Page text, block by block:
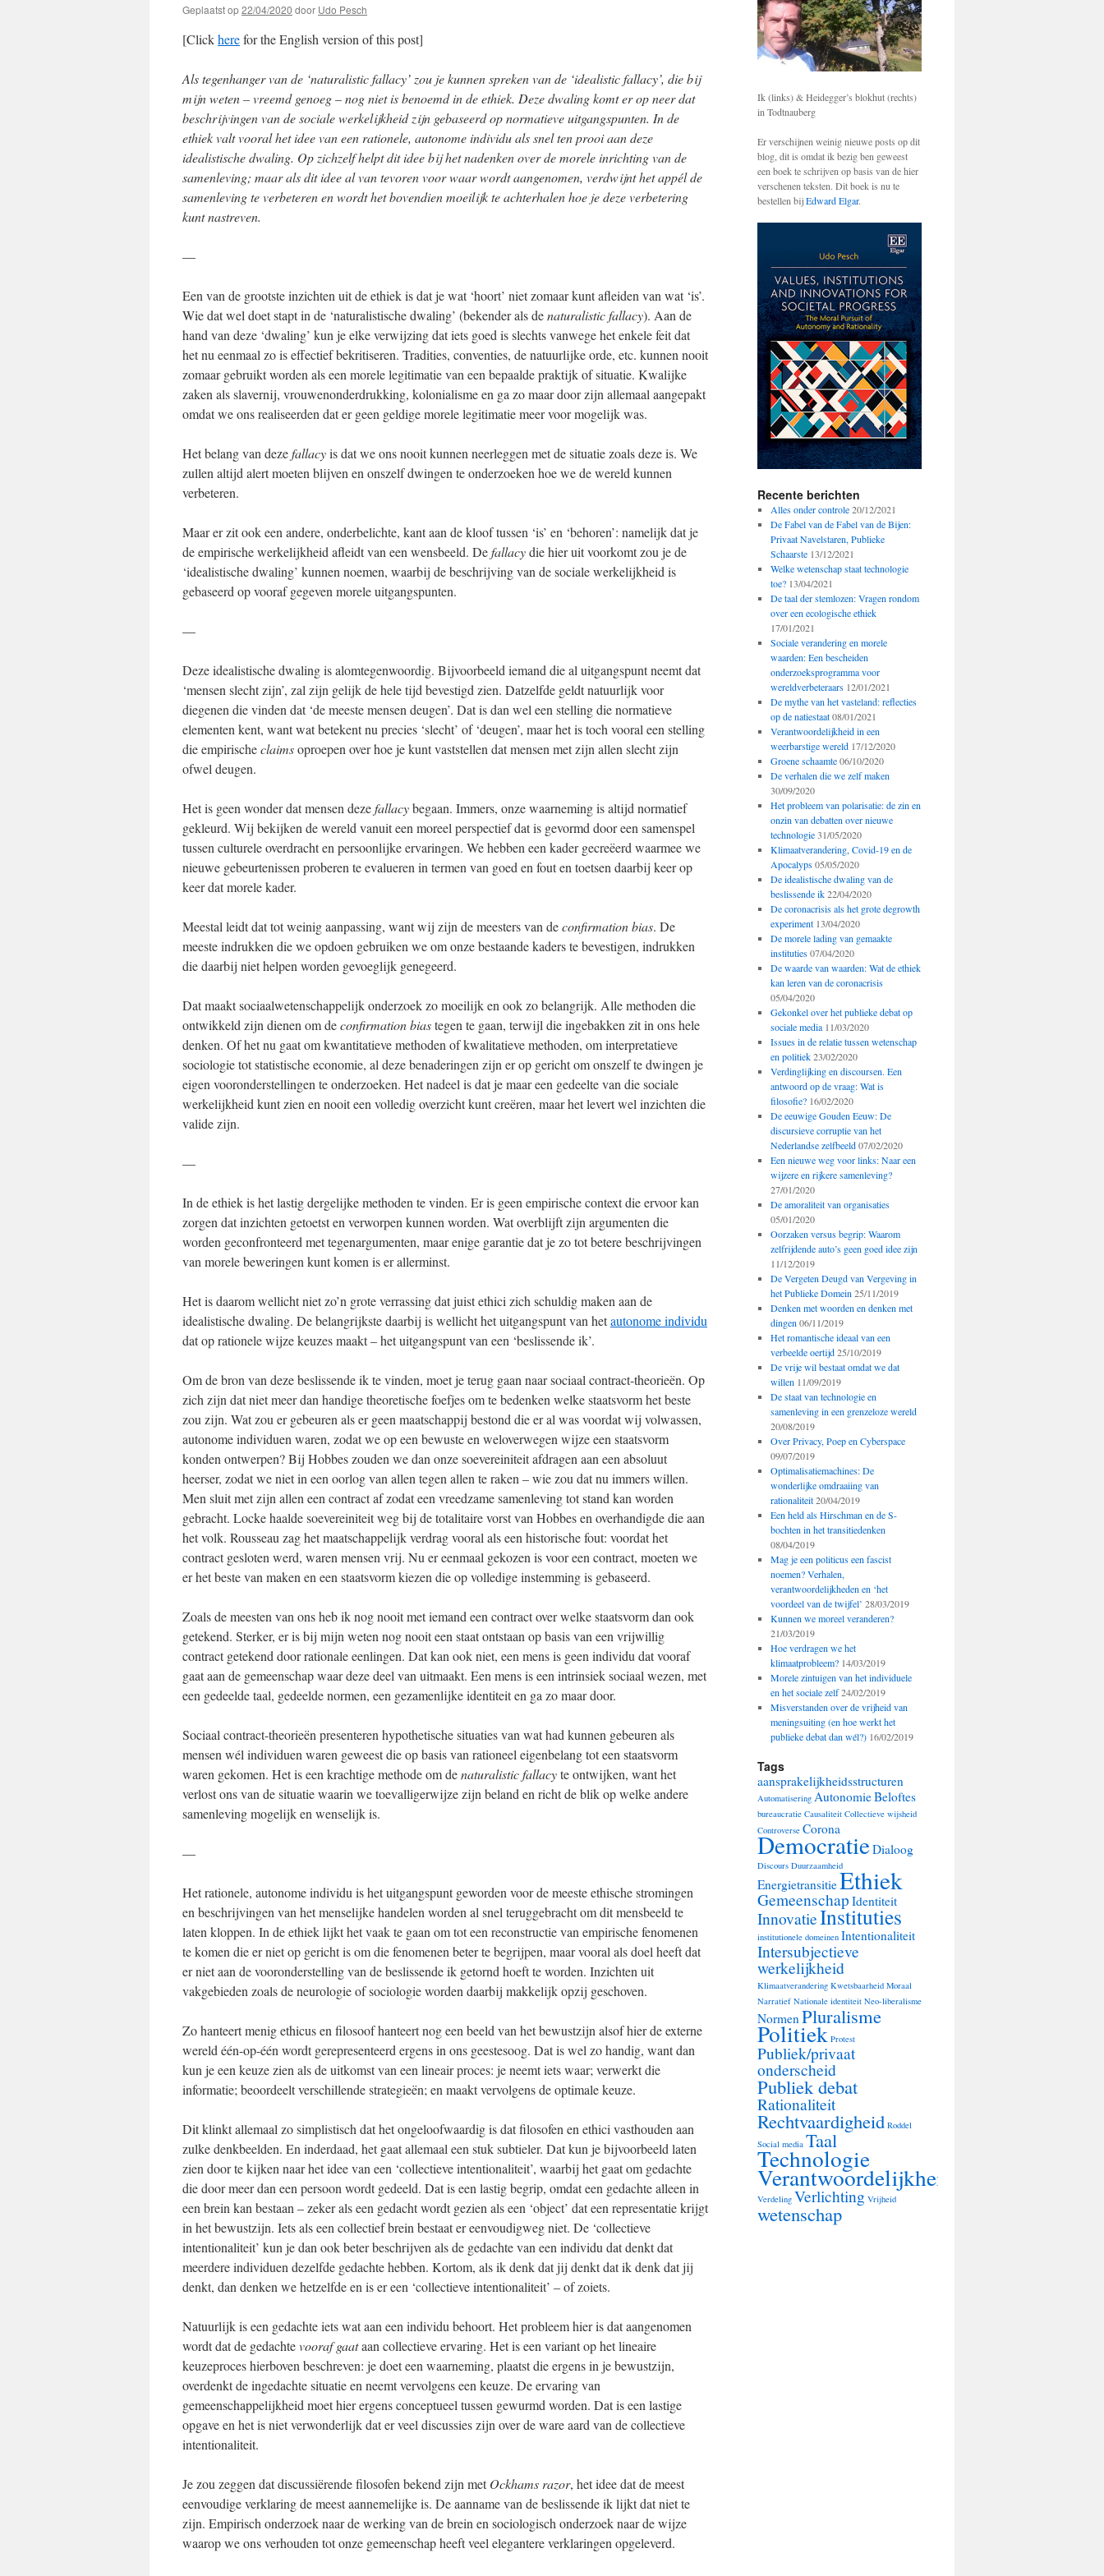
Geplaatst op22/04/2020 door Udo Pesch
[Clickherefor the English version of this post]
Als tegenhanger van de ‘naturalistic fallacy’ zou je kunnen spreken van de ‘idealistic fallacy’, die bij
mijn weten – vreemd genoeg – nog niet is benoemd in de ethiek. Deze dwaling komt er op neer dat
beschrijvingen van de sociale werkelijkheid zijn gebaseerd op normatieve uitgangspunten. In de
ethiek valt vooral het idee van een rationele, autonome individu als snel ten prooi aan deze
idealistische dwaling. Op zichzelf helpt dit idee bij het nadenken over de morele inrichting van de
samenleving; maar als dit idee al van tevoren voor waar wordt aangenomen, verdwijnt het appél de
samenleving te verbeteren en wordt het bovendien moeilijk te achterhalen hoe je deze verbetering
kunt nastreven.
—
Een van de grootste inzichten uit de ethiek is dat je wat ‘hoort’ niet zomaar kunt afleiden van wat ‘is’.
Wie dat wel doet stapt in de ‘naturalistische dwaling’ (bekender als denaturalistic fallacy). Aan de
hand van deze ‘dwaling’ kun je elke verwijzing dat iets goed is slechts vanwege het enkele feit dat
het nu eenmaal zo is effectief bekritiseren. Tradities, conventies, de natuurlijke orde, etc. kunnen nooit
zomaar gebruikt worden als een morele legitimatie van een bepaalde praktijk of situatie. Kwalijke
zaken als slavernij, vrouwenonderdrukking, kolonialisme en ga zo maar door zijn allemaal aangepakt
omdat we ons realiseerden dat er geen geldige morele legitimatie meer voor mogelijk was.
Het belang van dezefallacyis dat we ons nooit kunnen neerleggen met de situatie zoals deze is. We
zullen altijd alert moeten blijven en onszelf dwingen te onderzoeken hoe we de wereld kunnen
verbeteren.
Maar er zit ook een andere, onderbelichte, kant aan de kloof tussen ‘is’ en ‘behoren’: namelijk dat je
de empirische werkelijkheid afleidt van een wensbeeld. Defallacydie hier uit voorkomt zou je de
‘idealistische dwaling’ kunnen noemen, waarbij de beschrijving van de sociale werkelijkheid is
gebaseerd op vooraf gegeven morele uitgangspunten.
—
Deze idealistische dwaling is alomtegenwoordig. Bijvoorbeeld iemand die al uitgangspunt neemt dat
‘mensen slecht zijn’, zal zijn gelijk de hele tijd bevestigd zien. Datzelfde geldt natuurlijk voor
diegenen die vinden dat ‘de meeste mensen deugen’. Dat is dan wel een stelling die normatieve
elementen kent, want wat betekent nu precies ‘slecht’ of ‘deugen’, maar het is toch vooral een stelling
die empirischeclaimsoproepen over hoe je kunt vaststellen dat mensen met zijn allen slecht zijn
ofwel deugen.
Het is geen wonder dat mensen dezefallacybegaan. Immers, onze waarneming is altijd normatief
gekleurd. Wij bekijken de wereld vanuit een moreel perspectief dat is gevormd door een samenspel
tussen culturele overdracht en persoonlijke ervaringen. We hebben een kader gecreëerd waarmee we
nieuwe gebeurtenissen proberen te evalueren in termen van goed en fout en toetsen daarbij keer op
keer dat morele kader.
Meestal leidt dat tot weinig aanpassing, want wij zijn de meesters van deconfirmation bias. De
meeste indrukken die we opdoen gebruiken we om onze bestaande kaders te bevestigen, indrukken
die daarbij niet helpen worden gevoeglijk genegeerd.
Dat maakt sociaalwetenschappelijk onderzoek zo moeilijk en ook zo belangrijk. Alle methoden die
ontwikkeld zijn dienen om deconfirmation biastegen te gaan, terwijl die ingebakken zit in ons hele
denken. Of het nu gaat om kwantitatieve methoden of kwalitatieve methoden, om interpretatieve
sociologie tot statistische economie, al deze benaderingen zijn er op gericht om onszelf te dwingen je
eigen vooronderstellingen te onderzoeken. Het nadeel is dat je maar een gedeelte van die sociale
werkelijkheid kunt zien en nooit een volledig overzicht kunt creëren, maar het levert wel inzichten die
valide zijn.
—
In de ethiek is het lastig dergelijke methoden te vinden. Er is geen empirische context die ervoor kan
zorgen dat inzichten getoetst en verworpen kunnen worden. Wat overblijft zijn argumenten die
worden geconfronteerd met tegenargumenten, maar enige garantie dat je zo tot betere beschrijvingen
van morele beweringen kunt komen is er allerminst.
Het is daarom wellicht niet zo’n grote verrassing dat juist ethici zich schuldig maken aan de
idealistische dwaling. De belangrijkste daarbij is wellicht het uitgangspunt van hetautonome individu
dat op rationele wijze keuzes maakt – het uitgangspunt van een ‘beslissende ik’.
Om de bron van deze beslissende ik te vinden, moet je terug gaan naar sociaal contract-theorieën. Op
zich zijn dat niet meer dan handige theoretische foefjes om te bedenken welke staatsvorm het beste
zou zijn. Wat zou er gebeuren als er geen maatschappij bestond die er al was voordat wij volwassen,
autonome individuen waren, zodat we op een bewuste en weloverwegen wijze een staatsvorm
konden ontwerpen? Bij Hobbes zouden we dan onze soevereiniteit afdragen aan een absoluut
heerser, zodat we niet in een oorlog van allen tegen allen te raken – wie zou dat nu immers willen.
Men sluit met zijn allen een contract af zodat een vreedzame samenleving tot stand kan worden
gebracht. Locke haalde soevereiniteit weg bij de totalitaire vorst van Hobbes en overhandigde die aan
het volk. Rousseau zag het maatschappelijk verdrag vooral als een historische fout: voordat het
contract gesloten werd, waren mensen vrij. Nu er eenmaal gekozen is voor een contract, moeten we
er het beste van maken en een staatsvorm kiezen die op volledige instemming is gebaseerd.
Zoals de meesten van ons heb ik nog nooit met iemand een contract over welke staatsvorm dan ook
getekend. Sterker, er is bij mijn weten nog nooit een staat ontstaan op basis van een vrijwillig
contract getekend door rationale eenlingen. Dat kan ook niet, een mens is geen individu dat vooraf
gaat aan de gemeenschap waar deze deel van uitmaakt. Een mens is een intrinsiek sociaal wezen, met
een gedeelde taal, gedeelde normen, een gezamenlijke identiteit en ga zo maar door.
Sociaal contract-theorieën presenteren hypothetische situaties van wat had kunnen gebeuren als
mensen wél individuen waren geweest die op basis van rationeel eigenbelang tot een staatsvorm
waren gekomen. Het is een krachtige methode om denaturalistic fallacyte ontwijken, want het
verlost ons van de situatie waarin we toevalligerwijze zijn beland en richt de blik op welke andere
samenleving mogelijk en wenselijk is.
—
Het rationele, autonome individu is het uitgangspunt geworden voor de meeste ethische stromingen
en beschrijvingen van het menselijke handelen worden al snel teruggebracht om dit mensbeeld te
laten kloppen. In de ethiek lijkt het vaak te gaan om tot een reconstructie van empirische fenomenen
te komen die er niet op gericht is om die fenomenen beter te begrijpen, maar vooral als doel heeft dat
er niet aan de vooronderstelling van de beslissende ik getornd hoeft te worden. Inzichten uit
vakgebieden zoals de neurologie of sociologie worden daarbij makkelijk opzij geschoven.
Zo hanteert menig ethicus en filosoof hanteert nog een beeld van het bewustzijn alsof hier de externe
wereld één-op-één wordt gerepresenteerd ergens in ons geestesoog. Dat is wel zo handig, want dan
kun je een keuze zien als de uitkomst van een lineair proces: je neemt iets waar; verwerkt die
informatie; beoordeelt verschillende strategieën; en maakt vervolgens de optimale keuze.
Dit klinkt allemaal zo simplistisch dat het ongeloofwaardig is dat filosofen en ethici vasthouden aan
zulke denkbeelden. En inderdaad, het gaat allemaal een stuk subtieler. Dat kun je bijvoorbeeld laten
zien door te kijken naar het idee van een ‘collectieve intentionaliteit’, waarbij het gaat om gedachte
die door meer dan een persoon wordt gedeeld. Dat is een lastig begrip, omdat een gedachte alleen in
een brein kan bestaan – zeker als een gedacht wordt gezien als een ‘object’ dat een representatie krijgt
in het bewustzijn. Iets als een collectief brein bestaat er eenvoudigweg niet. De ‘collectieve
intentionaliteit’ kun je dan ook beter beschrijven als de gedachte van een individu dat denkt dat
meerdere individuen dezelfde gedachte hebben. Kortom, als ik denk dat jij denkt dat ik denk dat jij
denkt, dan denken we hetzelfde en is er een ‘collectieve intentionaliteit’ – of zoiets.
Natuurlijk is een gedachte iets wat aan een individu behoort. Het probleem hier is dat aangenomen
wordt dat de gedachtevooraf gaataan collectieve ervaring. Het is een variant op het lineaire
keuzeproces hierboven beschreven: je doet een waarneming, plaatst die ergens in je bewustzijn,
overdenkt de ingedachte situatie en neemt vervolgens een keuze. De ervaring van
gemeenschappelijkheid moet hier ergens conceptueel tussen gewurmd worden. Dat is een lastige
opgave en het is niet verwonderlijk dat er veel discussies zijn over de ware aard van de collectieve
intentionaliteit.
Je zou zeggen dat discussiërende filosofen bekend zijn metOckhams razor, het idee dat de meest
eenvoudige verklaring de meest aannemelijke is. De aanname van de beslissende ik lijkt dat niet te
zijn. Empirisch onderzoek naar de werking van de brein en sociologisch onderzoek naar de wijze
waarop we ons verhouden tot onze gemeenschap heeft veel elegantere verklaringen opgeleverd.
Ik (links) & Heidegger’s blokhut (rechts)
in Todtnauberg
Er verschijnen weinig nieuwe posts op dit
blog, dit is omdat ik bezig ben geweest
een boek te schrijven op basis van de hier
verschenen teksten. Dit boek is nu te
bestellen bijEdward Elgar.
Recente berichten
Alles onder controle 20/12/2021
De Fabel van de Fabel van de Bijen:
Privaat Navelstaren, Publieke
Schaarste 13/12/2021
Welke wetenschap staat technologie
toe? 13/04/2021
De taal der stemlozen: Vragen rondom
over een ecologische ethiek
17/01/2021
Sociale verandering en morele
waarden: Een bescheiden
onderzoeksprogramma voor
wereldverbeteraars 12/01/2021
De mythe van het vasteland: reflecties
op de natiestaat 08/01/2021
Verantwoordelijkheid in een
weerbarstige wereld 17/12/2020
Groene schaamte 06/10/2020
De verhalen die we zelf maken
30/09/2020
Het probleem van polarisatie: de zin en
onzin van debatten over nieuwe
technologie 31/05/2020
Klimaatverandering, Covid-19 en de
Apocalyps 05/05/2020
De idealistische dwaling van de
beslissende ik 22/04/2020
De coronacrisis als het grote degrowth
experiment 13/04/2020
De morele lading van gemaakte
instituties 07/04/2020
De waarde van waarden: Wat de ethiek
kan leren van de coronacrisis
05/04/2020
Gekonkel over het publieke debat op
sociale media 11/03/2020
Issues in de relatie tussen wetenschap
en politiek 23/02/2020
Verdinglijking en discoursen. Een
antwoord op de vraag: Wat is
filosofie? 16/02/2020
De eeuwige Gouden Eeuw: De
discursieve corruptie van het
Nederlandse zelfbeeld 07/02/2020
Een nieuwe weg voor links: Naar een
wijzere en rijkere samenleving?
27/01/2020
De amoraliteit van organisaties
05/01/2020
Oorzaken versus begrip: Waarom
zelfrijdende auto’s geen goed idee zijn
11/12/2019
De Vergeten Deugd van Vergeving in
het Publieke Domein 25/11/2019
Denken met woorden en denken met
dingen 06/11/2019
Het romantische ideaal van een
verbeelde oertijd 25/10/2019
De vrije wil bestaat omdat we dat
willen 11/09/2019
De staat van technologie en
samenleving in een grenzeloze wereld
20/08/2019
Over Privacy, Poep en Cyberspace
09/07/2019
Optimalisatiemachines: De
wonderlijke omdraaiing van
rationaliteit 20/04/2019
Een held als Hirschman en de S-
bochten in het transitiedenken
08/04/2019
Mag je een politicus een fascist
noemen? Verhalen,
verantwoordelijkheden en ‘het
voordeel van de twijfel’ 28/03/2019
Kunnen we moreel veranderen?
21/03/2019
Hoe verdragen we het
klimaatprobleem? 14/03/2019
Morele zintuigen van het individuele
en het sociale zelf 24/02/2019
Misverstanden over de vrijheid van
meningsuiting (en hoe werkt het
publieke debat dan wél?) 16/02/2019
Tags
aansprakelijkheidsstructuren
Automatisering AutonomieBeloftes
bureaucratie Causaliteit Collectieve wijsheid
Controverse Corona
DemocratieDialoog
Discours Duurzaamheid
EnergietransitieEthiek
Gemeenschap Identiteit
InnovatieInstituties
institutionele domeinen Intentionaliteit
Intersubjectieve
werkelijkheid
Klimaatverandering Kwetsbaarheid Moraal
Narratief Nationale identiteit Neo-liberalisme
NormenPluralisme
Politiek Protest
Publiek/privaat
onderscheid
Publiek debat
Rationaliteit
Rechtvaardigheid Roddel
Social media Taal
Technologie
Verantwoordelijkheid
Verdeling Verlichting Vrijheid
wetenschap